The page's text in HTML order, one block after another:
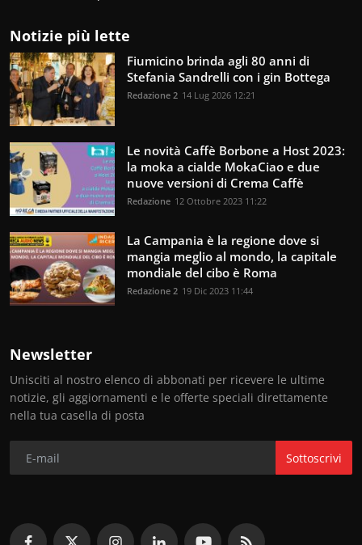
Notizie più lette
Fiumicino brinda agli 80 anni di
Stefania Sandrelli con i gin Bottega
Redazione 2 14 Lug 2026 12:21
Le novità Caffè Borbone a Host 2023:
la moka a cialde MokaCiao e due
nuove versioni di Crema Caffè
Redazione 12 Ottobre 2023 11:22
La Campania è la regione dove si
mangia meglio al mondo, la capitale
mondiale del cibo è Roma
Redazione 2 19 Dic 2023 11:44
Newsletter
Unisciti al nostro elenco di abbonati per ricevere le ultime
notizie, gli aggiornamenti e le offerte speciali direttamente
nella tua casella di posta
Sottoscrivi